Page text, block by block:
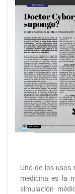
Uno de los usos
medicina es la
simulación